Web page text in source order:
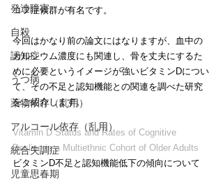
発達障害
自殺
認知症
うつ病
薬物依存（乱用）
アルコール依存（乱用）
統合失調症
児童思春期
コフ症候群が有名です。
今回はかなり前の論文にはなりますが、血中の
カルシウム濃度にも関連し、骨を丈夫にするた
めに必要というイメージが強いビタミンDについ
て、その不足と認知機能との関連を調べた研究
をご紹介します。
Vitamin D Status and Rates of Cognitive
Decline in a Multiethnic Cohort of Older Adults
ビタミンD不足と認知機能低下の傾向について